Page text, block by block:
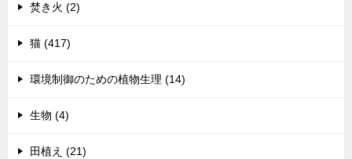
焚き火 (2)
猫 (417)
環境制御のための植物生理 (14)
生物 (4)
田植え (21)